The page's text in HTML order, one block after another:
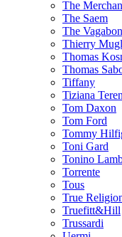
The
The Saem
The
Thierry
Thomas
Thomas
Tiffany
Tiziana
Tom Daxon
Tom Ford
Tommy
Toni Gard
Tonino
Torrente
Tous
True
Truefitt&Hill
Trussardi